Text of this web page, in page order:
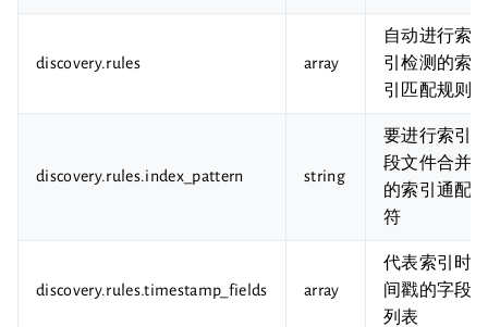
discovery.rules array
自动进行索
引检测的索
引匹配规则
discovery.rules.index_pattern string
要进行索引
段文件合并
的索引通配
符
discovery.rules.timestamp_fields array
代表索引时
间戳的字段
列表